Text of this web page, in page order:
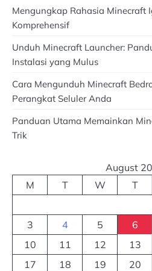
Mengungkap Rahasia Minecraft
Komprehensif
Unduh Minecraft Launcher:
Instalasi yang Mulus
Cara Mengunduh Minecraft
Perangkat Seluler Anda
Panduan Utama Memainkan
Trik
August
M
T W T
3
4 5 6
10
11 12 13
17
18 19 20